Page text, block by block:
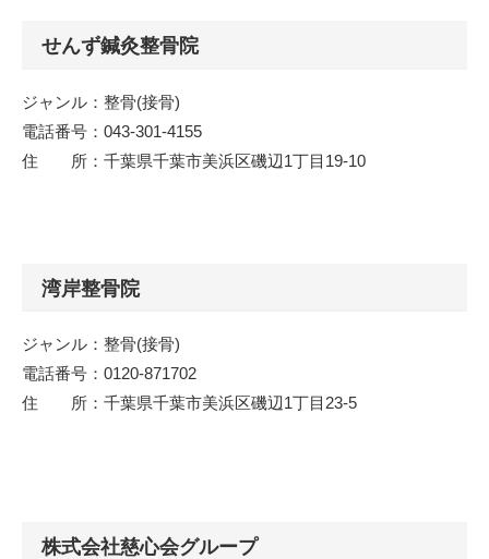
せんず鍼灸整骨院
ジャンル：整骨(接骨)
電話番号：043-301-4155
住 所：千葉県千葉市美浜区磯辺1丁目19-10
湾岸整骨院
ジャンル：整骨(接骨)
電話番号：0120-871702
住 所：千葉県千葉市美浜区磯辺1丁目23-5
株式会社慈心会グループ